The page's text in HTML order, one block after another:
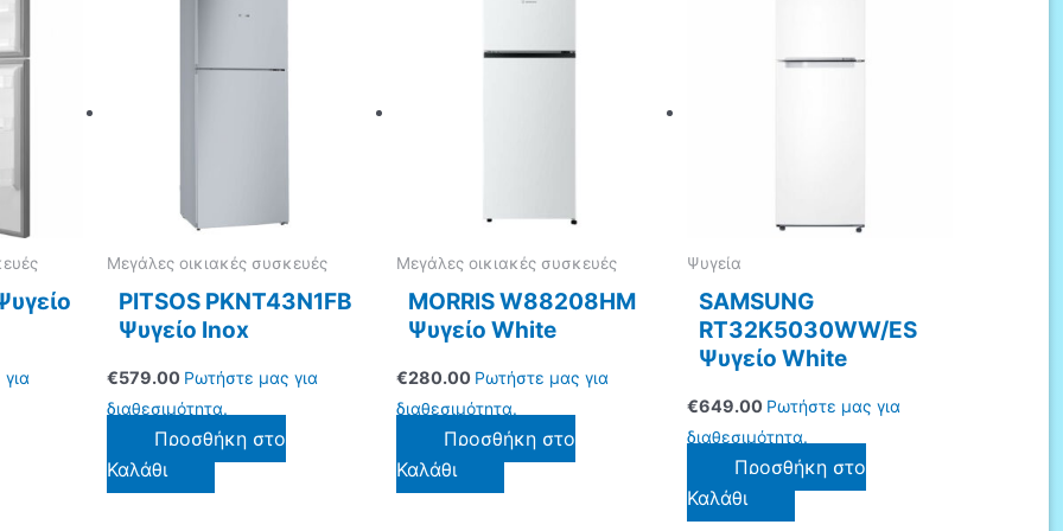
Μεγάλες οικιακές συσκευές
PITSOS PKNT43N1FB
Ψυγείο Inox
€579.00 Ρωτήστε μας για
διαθεσιμότητα.
Προσθήκη στο
Καλάθι
Μεγάλες οικιακές συσκευές
MORRIS W88208HM
Ψυγείο White
€280.00 Ρωτήστε μας για
διαθεσιμότητα.
Προσθήκη στο
Καλάθι
Ψυγεία
SAMSUNG
RT32K5030WW/ES
Ψυγείο White
€649.00 Ρωτήστε μας για
διαθεσιμότητα.
Προσθήκη στο
Καλάθι